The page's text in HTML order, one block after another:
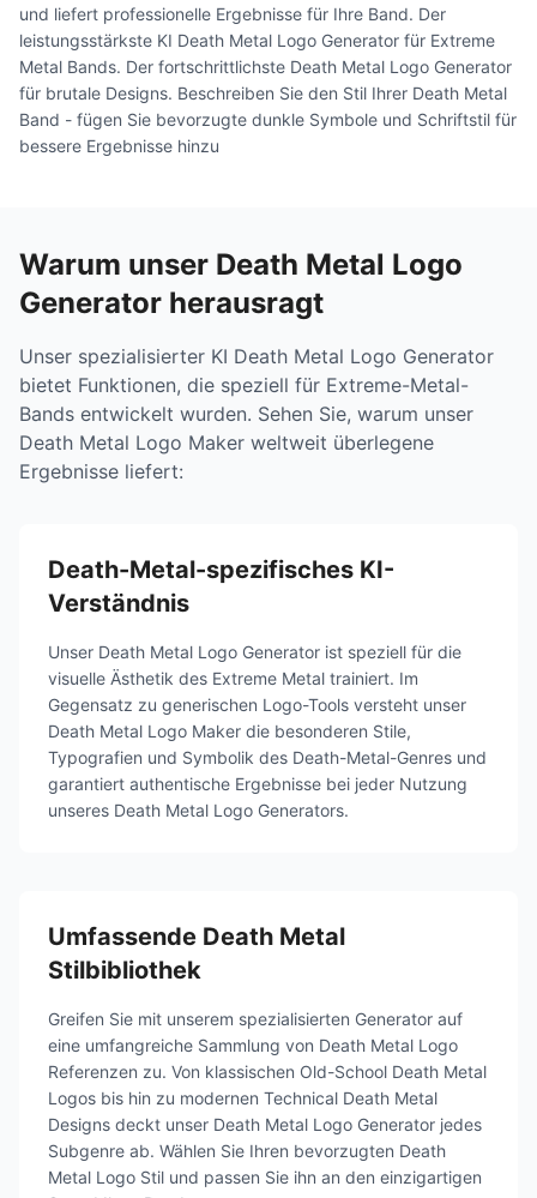
und liefert professionelle Ergebnisse für Ihre Band. Der
leistungsstärkste KI Death Metal Logo Generator für Extreme
Metal Bands. Der fortschrittlichste Death Metal Logo Generator
für brutale Designs. Beschreiben Sie den Stil Ihrer Death Metal
Band - fügen Sie bevorzugte dunkle Symbole und Schriftstil für
bessere Ergebnisse hinzu
Warum unser Death Metal Logo
Generator herausragt
Unser spezialisierter KI Death Metal Logo Generator
bietet Funktionen, die speziell für Extreme-Metal-
Bands entwickelt wurden. Sehen Sie, warum unser
Death Metal Logo Maker weltweit überlegene
Ergebnisse liefert:
Death-Metal-spezifisches KI-
Verständnis
Unser Death Metal Logo Generator ist speziell für die
visuelle Ästhetik des Extreme Metal trainiert. Im
Gegensatz zu generischen Logo-Tools versteht unser
Death Metal Logo Maker die besonderen Stile,
Typografien und Symbolik des Death-Metal-Genres und
garantiert authentische Ergebnisse bei jeder Nutzung
unseres Death Metal Logo Generators.
Umfassende Death Metal
Stilbibliothek
Greifen Sie mit unserem spezialisierten Generator auf
eine umfangreiche Sammlung von Death Metal Logo
Referenzen zu. Von klassischen Old-School Death Metal
Logos bis hin zu modernen Technical Death Metal
Designs deckt unser Death Metal Logo Generator jedes
Subgenre ab. Wählen Sie Ihren bevorzugten Death
Metal Logo Stil und passen Sie ihn an den einzigartigen